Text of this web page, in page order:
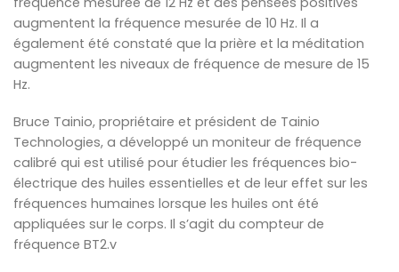
augmentent la fréquence mesurée de 10 Hz. Il a
également été constaté que la prière et la méditation
augmentent les niveaux de fréquence de mesure de 15
Hz.
Bruce Tainio, propriétaire et président de Tainio
Technologies, a développé un moniteur de fréquence
calibré qui est utilisé pour étudier les fréquences bio-
électrique des huiles essentielles et de leur effet sur ​​les
fréquences humaines lorsque les huiles ont été
appliquées sur le corps. Il s’agit du compteur de
fréquence BT2.v